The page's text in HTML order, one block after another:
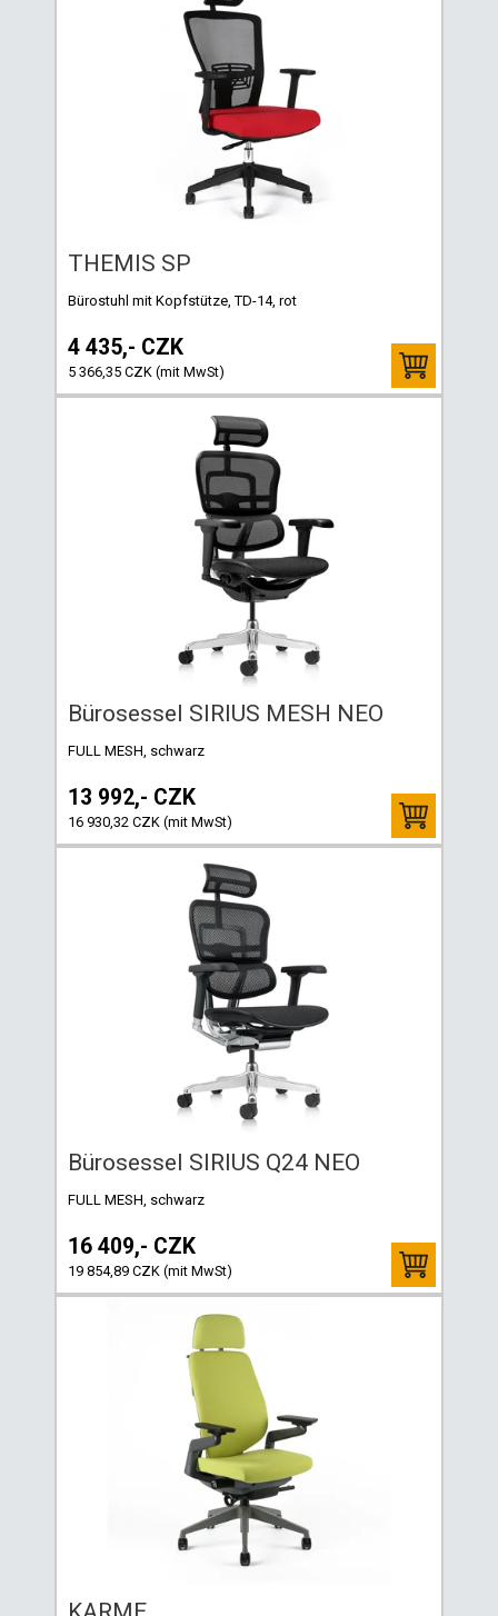
THEMIS SP
Bürostuhl mit Kopfstütze, TD-14, rot
4 435,- CZK
5 366,35 CZK (mit MwSt)
Bürosessel SIRIUS MESH NEO
FULL MESH, schwarz
13 992,- CZK
16 930,32 CZK (mit MwSt)
Bürosessel SIRIUS Q24 NEO
FULL MESH, schwarz
16 409,- CZK
19 854,89 CZK (mit MwSt)